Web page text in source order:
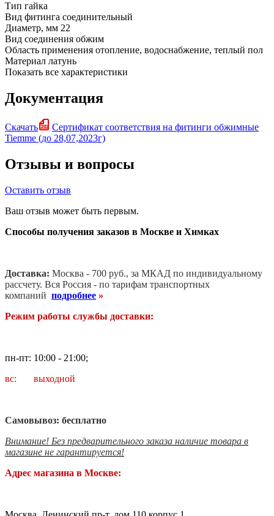
Тип гайка
Вид фитинга соединительный
Диаметр, мм 22
Вид соединения обжим
Область применения отопление, водоснабжение, теплый пол
Материал латунь
Показать все характеристики
Документация
Скачать
Сертификат соответствия на фитинги обжимные
Tiemme (до 28,07,2023г)
Отзывы и вопросы
Оставить отзыв
Ваш отзыв может быть первым.
Способы получения заказов в Москве и Химках
Доставка: Москва - 700 руб., за МКАД по индивидуальному
рассчету. Вся Россия - по тарифам транспортных
компаний подробнее »
Режим работы службы доставки:
пн-пт: 10:00 - 21:00;
вс: выходной
Самовывоз: бесплатно
Внимание! Без предварительного заказа наличие товара в
магазине не гарантируется!
Адрес магазина в Москве: